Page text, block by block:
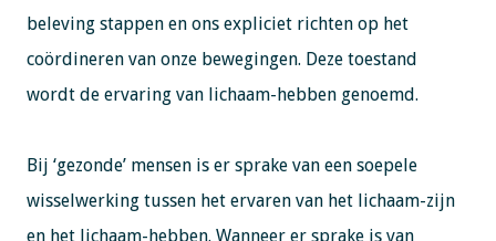
beleving stappen en ons expliciet richten op het
coördineren van onze bewegingen. Deze toestand
wordt de ervaring van lichaam-hebben genoemd.
Bij ‘gezonde’ mensen is er sprake van een soepele
wisselwerking tussen het ervaren van het lichaam-zijn
en het lichaam-hebben. Wanneer er sprake is van